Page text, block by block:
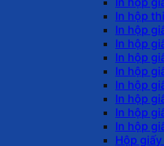
In hộp
In hộp
In hộp
In hộp
In hộp
In hộp
In hộp
In hộp
In hộp
Hộp